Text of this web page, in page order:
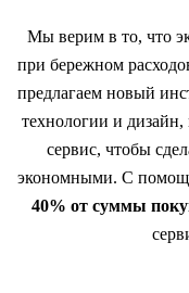
Мы верим в то, что
при бережном
предлагаем новый
технологии и
сервис, чтобы
экономными. С
40% от суммы